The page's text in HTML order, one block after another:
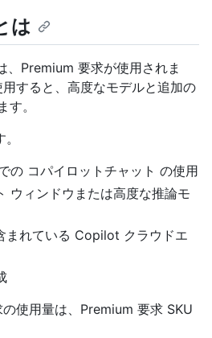
は
Premium 要求が使用されま
すると、高度なモデルと追加の
。
の コパイロットチャット の使用
ウィンドウまたは高度な推論モ
まれている Copilot クラウドエ
使用量は、Premium 要求 SKU